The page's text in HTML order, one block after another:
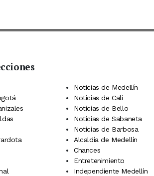
Noticias de Medellín
Noticias de Cali
Noticias de Bello
Noticias de Sabaneta
Noticias de Barbosa
Alcaldía de Medellín
Chances
Entretenimiento
Independiente Medellín